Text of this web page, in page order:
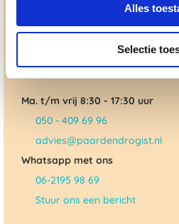
Alles
Selectie
gedreven door onze visie: het
"ouderwetse" service. Wij helpen
beloven en rusten pas als jij
Ma. t/m vrij 8:30 - 17:30 uur
050 - 409 69 96
advies@paardendrogist.nl
Whatsapp met ons
06-2195 98 69
Stuur ons een bericht